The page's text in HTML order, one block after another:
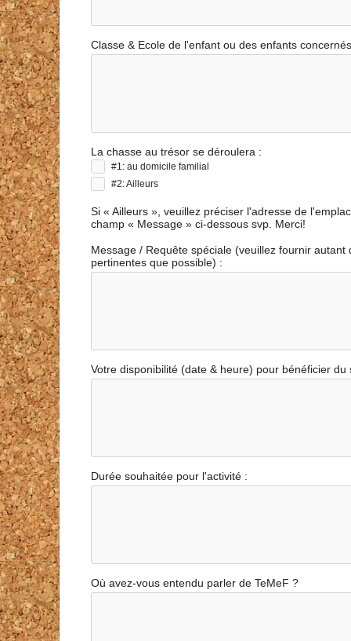
Classe & Ecole de l'enfant ou des enfants
La chasse au trésor se déroulera :
#1: au domicile familial
#2: Ailleurs
Si « Ailleurs », veuillez préciser l'adresse de
champ « Message » ci-dessous svp. Merci!
Message / Requête spéciale (veuillez fournir autant
pertinentes que possible) :
Votre disponibilité (date & heure) pour bénéficier du
Durée souhaitée pour l'activité :
Où avez-vous entendu parler de TeMeF ?